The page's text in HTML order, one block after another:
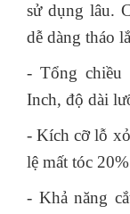
sử dụng lâu.
dễ dàng tháo
- Tổng chiều
Inch, độ dài
- Kích cỡ lỗ
lệ mất tóc 20%
- Khả năng